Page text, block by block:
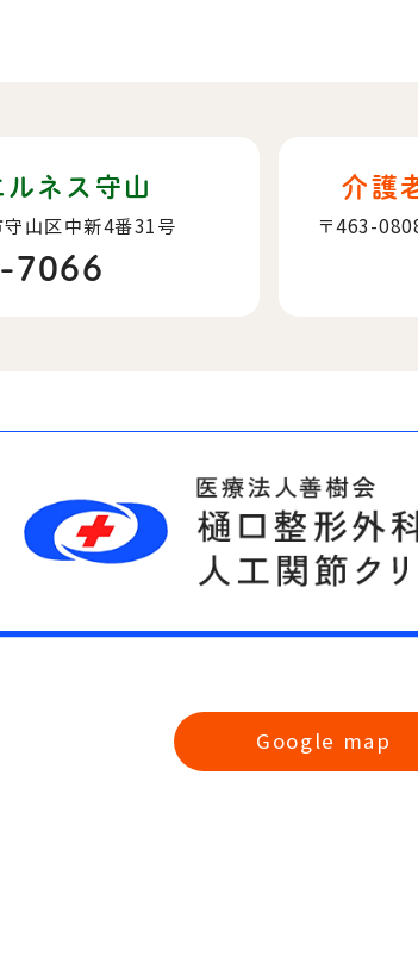
ネス守山
山区中新4番31号
7066
介護
〒463-
Google map